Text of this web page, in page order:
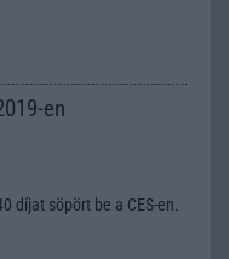
en
díjat söpört be a CES-en.